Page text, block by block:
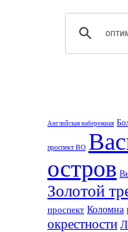
Английская набережная
проспект ВО
остров
Золотой
проспект Коломна
окрестности